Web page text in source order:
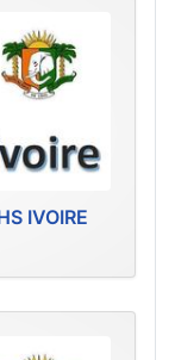
IVOIRE